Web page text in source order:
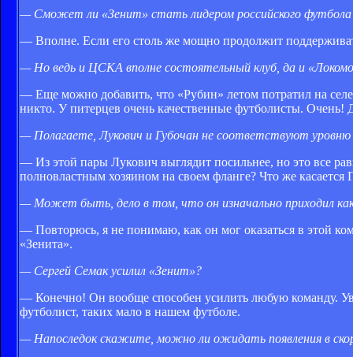
— Сможет ли «Зенит» стать лидером российского
— Вполне. Если его столь же мощно продолжит
— Но ведь и ЦСКА вполне состоятельный клуб, да и
— Еще можно добавить, что «Рубин» летом потратил на
никто. У питерцев очень качественные футболисты.
— Полагаете, Лукович и Губочан не соответствуют
— Из этой пары Лукович выглядит посильнее, но это все
полновластным хозяином на своем фланге? Что же
— Может быть, дело в том, что он изначально приходил
— Повторюсь, я не понимаю, как он мог оказаться в этой
«Зенита».
— Сергей Семак усилил «Зенит»?
— Конечно! Он вообще способен усилить любую команду.
футболист, таких мало в нашем футболе.
— Напоследок скажите, можно ли ожидать появления в